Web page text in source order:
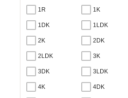
1R 1K
1DK 1LDK
2K 2DK
2LDK 3K
3DK 3LDK
4K 4DK